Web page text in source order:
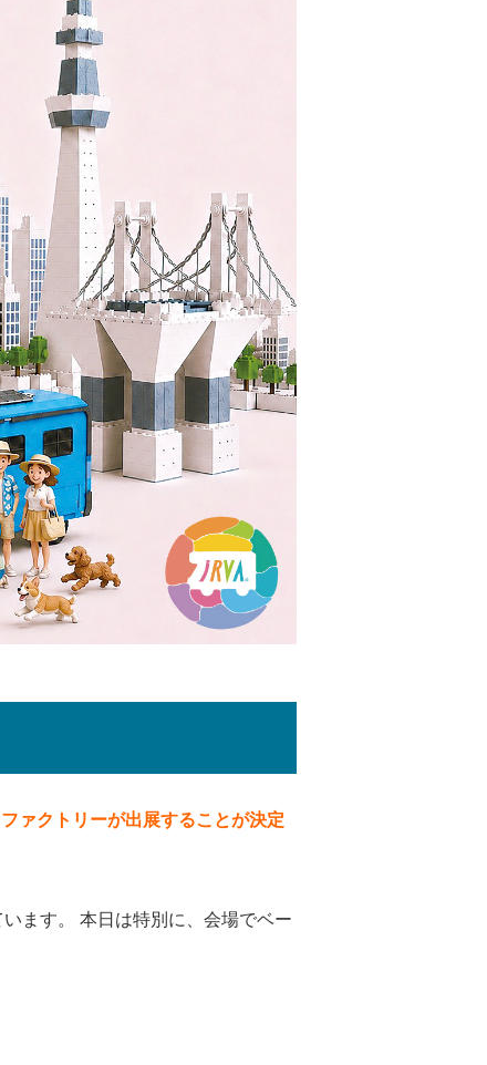
トイレ」
ァクトリーが出展することが決定
ます。 本日は特別に、会場でベー